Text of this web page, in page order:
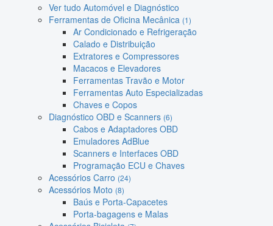
Ver tudo Automóvel e Diagnóstico
Ferramentas de Oficina Mecânica (1)
Ar Condicionado e Refrigeração
Calado e Distribuição
Extratores e Compressores
Macacos e Elevadores
Ferramentas Travão e Motor
Ferramentas Auto Especializadas
Chaves e Copos
Diagnóstico OBD e Scanners (6)
Cabos e Adaptadores OBD
Emuladores AdBlue
Scanners e Interfaces OBD
Programação ECU e Chaves
Acessórios Carro (24)
Acessórios Moto (8)
Baús e Porta-Capacetes
Porta-bagagens e Malas